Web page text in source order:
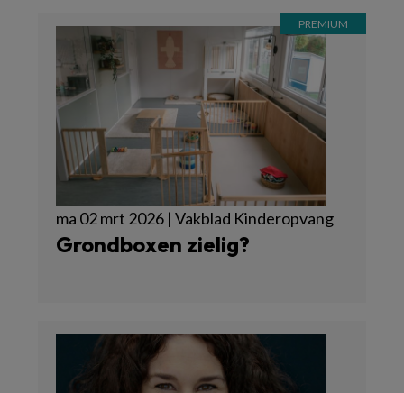
ma 02 mrt 2026 | Vakblad Kinderopvang
Grondboxen zielig?